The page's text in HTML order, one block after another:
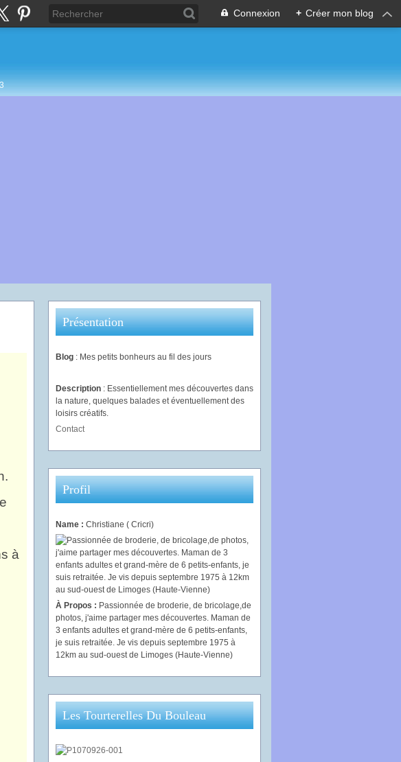
Connexion + Créer mon blog
à
Présentation
Blog : Mes petits bonheurs au fil des jours
Description : Essentiellement mes découvertes dans
la nature, quelques balades et éventuellement des
loisirs créatifs.
Contact
Profil
Name : Christiane ( Cricri)
À Propos : Passionnée de broderie, de bricolage,de
photos, j'aime partager mes découvertes. Maman de
3 enfants adultes et grand-mère de 6 petits-enfants,
je suis retraitée. Je vis depuis septembre 1975 à
12km au sud-ouest de Limoges (Haute-Vienne)
Les Tourterelles Du Bouleau